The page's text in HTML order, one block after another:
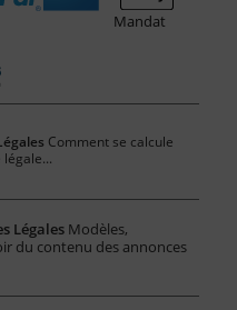
Mandat
Comment se calcule
légale...
Légales Modèles,
du contenu des annonces